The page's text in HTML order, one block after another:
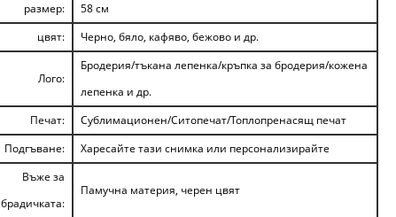
размер:
58 см
цвят:
Черно, бяло, кафяво, бежово и др.
Лого:
Бродерия/тъкана лепенка/кръпка за бродерия/кожена
лепенка и др.
Печат:
Сублимационен/Ситопечат/Топлопренасящ печат
Подгъване:
Харесайте тази снимка или персонализирайте
Въже за
брадичката:
Памучна материя, черен цвят